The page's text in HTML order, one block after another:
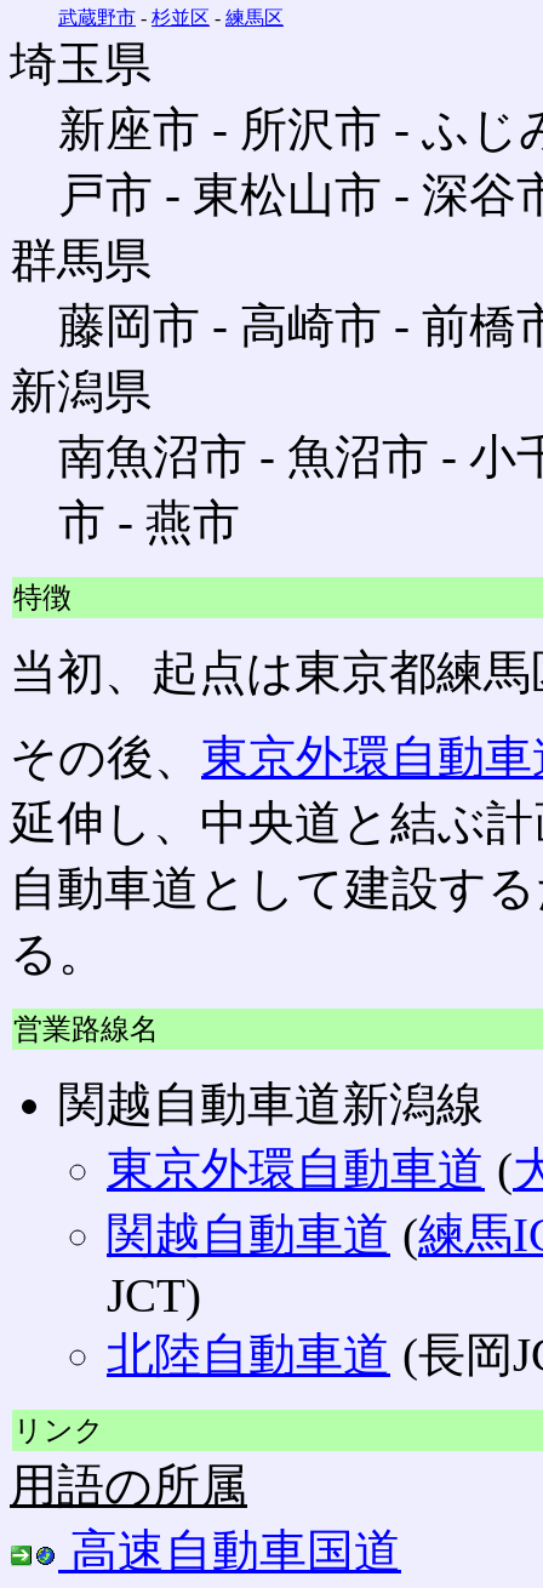
武蔵野市 ‐ 杉並区 ‐ 練馬区
埼玉県
新座市 ‐ 所沢市 ‐ ふじ
戸市 ‐ 東松山市 ‐ 深谷
群馬県
藤岡市 ‐ 高崎市 ‐ 前橋
新潟県
南魚沼市 ‐ 魚沼市 ‐ 小
市 ‐ 燕市
特徴
当初、起点は東京都練
その後、 東京外環自動車
延伸し、中央道と結ぶ
自動車道として建設す
る。
営業路線名
関越自動車道新潟線
東京外環自動車道 (
関越自動車道 (練馬
JCT)
北陸自動車道 (長岡
リンク
用語の所属
高速自動車国道